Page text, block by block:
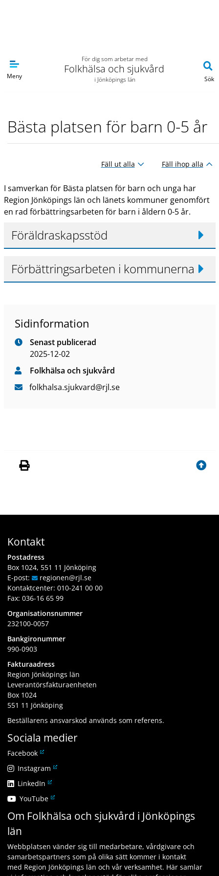
Meny
För dig som arbetar med
Folkhälsa och sjukvård
i Jönköpings län Sök
Bästa platsen för barn 0-5 år
Fäll ut alla Fäll ihop alla
I samverkan för Bästa platsen för barn och unga har
Region Jönköpings län och länets kommuner genomfört
en rad förbättringsarbeten för barn i åldern 0-5 år.
Föräldraskapsstöd
Förbättringsarbeten i kommunerna
Sidinformation
Senast publicerad
2025-12-02
Folkhälsa och sjukvård
folkhalsa.sjukvard@rjl.se
Kontakt
Postadress
Box 1024, 551 11 Jönköping
E-post:
regionen@rjl.se
Kontaktcenter: 010-241 00 00
Fax: 036-16 65 99
Organisationsnummer
232100-0057
Bankgironummer
990-0903
Fakturaadress
Region Jönköpings län
Leverantörsfakturaenheten
Box 1024
551 11 Jönköping
Beställarens ansvarskod används som referens.
Sociala medier
FacebookL
n
k
i
l
n
n
a
Instagram L
ä
k
i
a
n
n
LinkedIn L
n
k
l
l
a
YouTubeL
n
i
l
l
Om Folkhälsa och sjukvård i Jönköpings
län
Webbplatsen vänder sig till medarbetare, vårdgivare och
samarbetspartners som på olika sätt kommer i kontakt
med Region Jönköpings län och vår verksamhet. Här samlar